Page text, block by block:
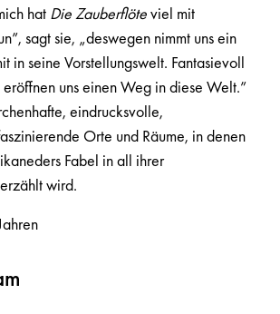
hat Die Zauberflöteviel mit
sagt sie, „deswegen nimmt uns ein
in seine Vorstellungswelt. Fantasievoll
uns einen Weg in diese Welt.”
eindrucksvolle,
Orte und Räume, in denen
Fabel in all ihrer
wird.